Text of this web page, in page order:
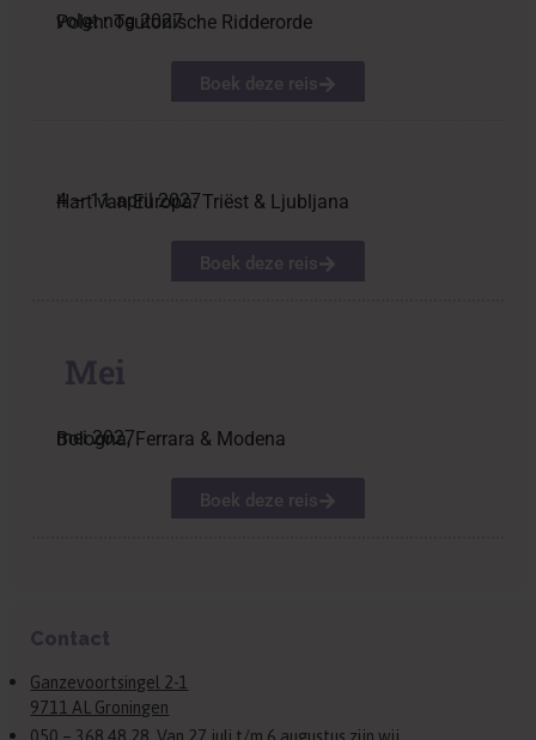
volgt nog 2027
Polen: Teutonische Ridderorde
Boek deze reis
4 – 11 april 2027
Hart van Europa: Triëst & Ljubljana
Boek deze reis
Mei
mei 2027
Bologna, Ferrara & Modena
Boek deze reis
Contact
Ganzevoortsingel 2-1
9711 AL Groningen
050 – 368 48 28. Van 27 juli t/m 6 augustus zijn wij